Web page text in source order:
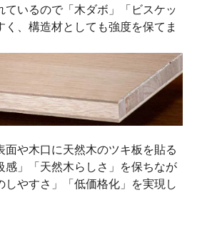
ているので「木ダボ」「ビスケッ
く、構造材としても強度を保てま
面や木口に天然木のツキ板を貼る
感」「天然木らしさ」を保ちなが
しやすさ」「低価格化」を実現し